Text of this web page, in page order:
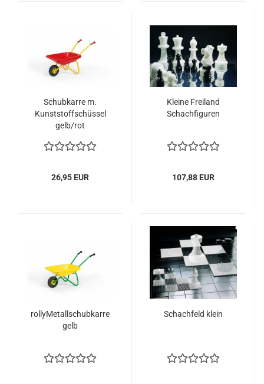
Schubkarre m.
Kunststoffschüssel
gelb/rot
26,95 EUR
Kleine Freiland
Schachfiguren
107,88 EUR
rollyMetallschubkarre
gelb
Schachfeld klein